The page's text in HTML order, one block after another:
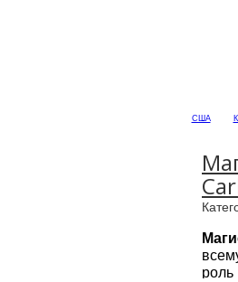
США
роль